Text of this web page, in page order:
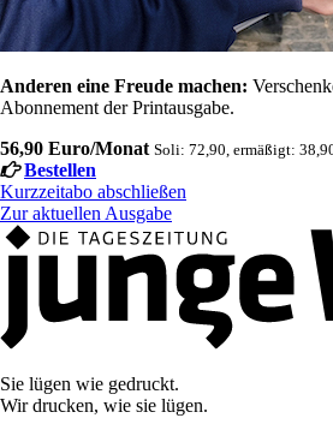
Anderen eine Freude machen:
Abonnement der Printausgabe.
56,90 Euro/Monat Soli: 72,90, ermäßigt:
Bestellen
Kurzzeitabo abschließen
Zur aktuellen Ausgabe
Sie lügen wie gedruckt.
Wir drucken, wie sie lügen.